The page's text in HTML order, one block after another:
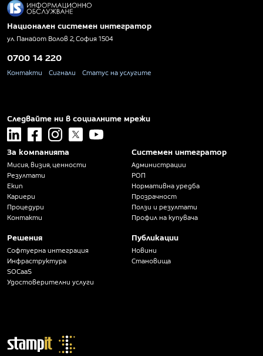
Национален системен интегратор
ул. Панайот Волов 2, София 1504
0700 14 220
Контакти Сигнали Статус на услугите
Следвайте ни в социалните мрежи
linkedin facebookinstagram
x youtube
За компанията
Мисия, визия, ценности
Резултати
Екип
Кариери
Процедури
Контакти
Решения
Софтуерна интеграция
Инфраструктура
SOCaaS
Удостоверителни услуги
Системен интегратор
Администрации
РОП
Нормативна уредба
Прозрачност
Ползи и резултати
Профил на купувача
Публикации
Новини
Становища